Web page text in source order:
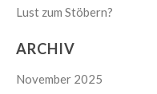
Lust zum Stöbern?
ARCHIV
November 2025